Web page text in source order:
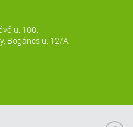
u. 100.
Bogáncs u. 12/A